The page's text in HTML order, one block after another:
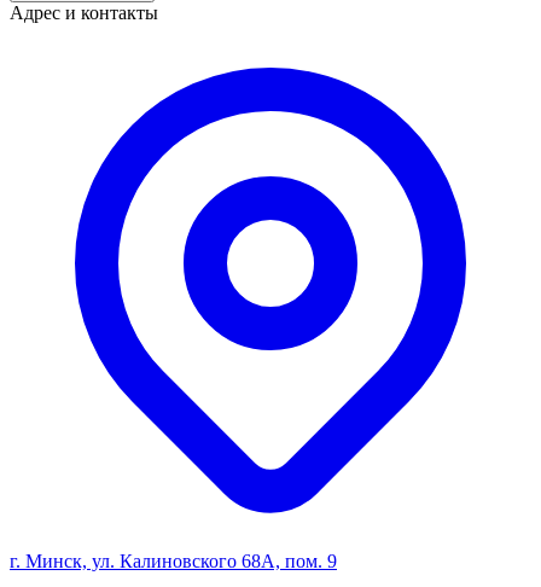
Адрес и контакты
г. Минск, ул. Калиновского 68А, пом. 9